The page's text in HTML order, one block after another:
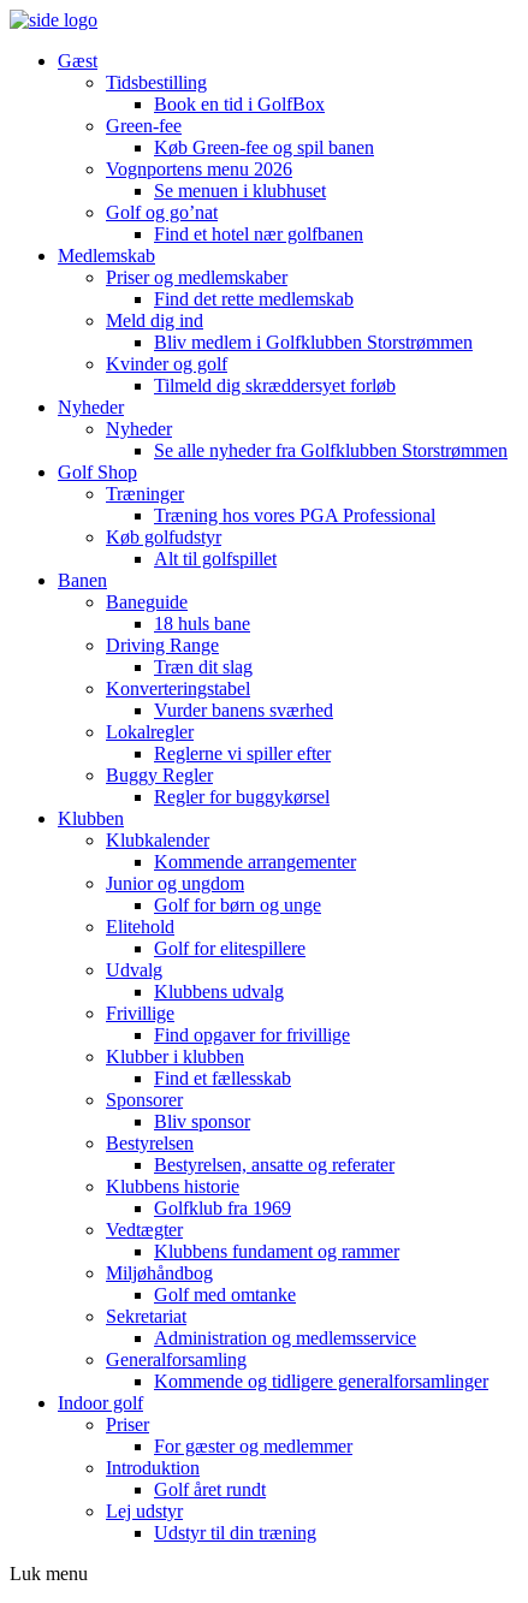
Gæst
Tidsbestilling
Book en tid i GolfBox
Green-fee
Køb Green-fee og spil banen
Vognportens menu 2026
Se menuen i klubhuset
Golf og go’nat
Find et hotel nær golfbanen
Medlemskab
Priser og medlemskaber
Find det rette medlemskab
Meld dig ind
Bliv medlem i Golfklubben Storstrømmen
Kvinder og golf
Tilmeld dig skræddersyet forløb
Nyheder
Nyheder
Se alle nyheder fra Golfklubben Storstrømmen
Golf Shop
Træninger
Træning hos vores PGA Professional
Køb golfudstyr
Alt til golfspillet
Banen
Baneguide
18 huls bane
Driving Range
Træn dit slag
Konverteringstabel
Vurder banens sværhed
Lokalregler
Reglerne vi spiller efter
Buggy Regler
Regler for buggykørsel
Klubben
Klubkalender
Kommende arrangementer
Junior og ungdom
Golf for børn og unge
Elitehold
Golf for elitespillere
Udvalg
Klubbens udvalg
Frivillige
Find opgaver for frivillige
Klubber i klubben
Find et fællesskab
Sponsorer
Bliv sponsor
Bestyrelsen
Bestyrelsen, ansatte og referater
Klubbens historie
Golfklub fra 1969
Vedtægter
Klubbens fundament og rammer
Miljøhåndbog
Golf med omtanke
Sekretariat
Administration og medlemsservice
Generalforsamling
Kommende og tidligere generalforsamlinger
Indoor golf
Priser
For gæster og medlemmer
Introduktion
Golf året rundt
Lej udstyr
Udstyr til din træning
Luk menu